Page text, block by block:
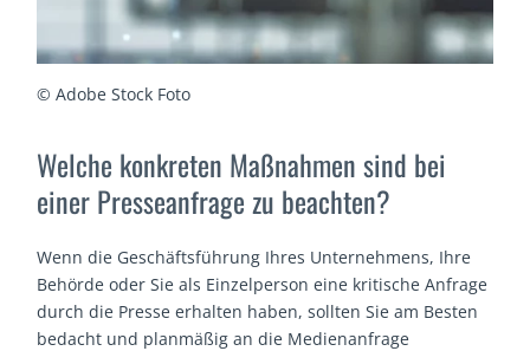
© Adobe Stock Foto
Welche konkreten Maßnahmen sind bei
einer Presseanfrage zu beachten?
Wenn die Geschäftsführung Ihres Unternehmens, Ihre
Behörde oder Sie als Einzelperson eine kritische Anfrage
durch die Presse erhalten haben, sollten Sie am Besten
bedacht und planmäßig an die Medienanfrage